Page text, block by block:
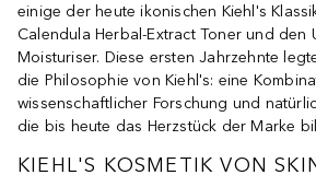
einige der heute ikonischen Kiehl's
Calendula Herbal-Extract Toner und den
Moisturiser. Diese ersten Jahrzehnte
die Philosophie von Kiehl's: eine
wissenschaftlicher Forschung und
die bis heute das Herzstück der Marke
KIEHL'S KOSMETIK VON